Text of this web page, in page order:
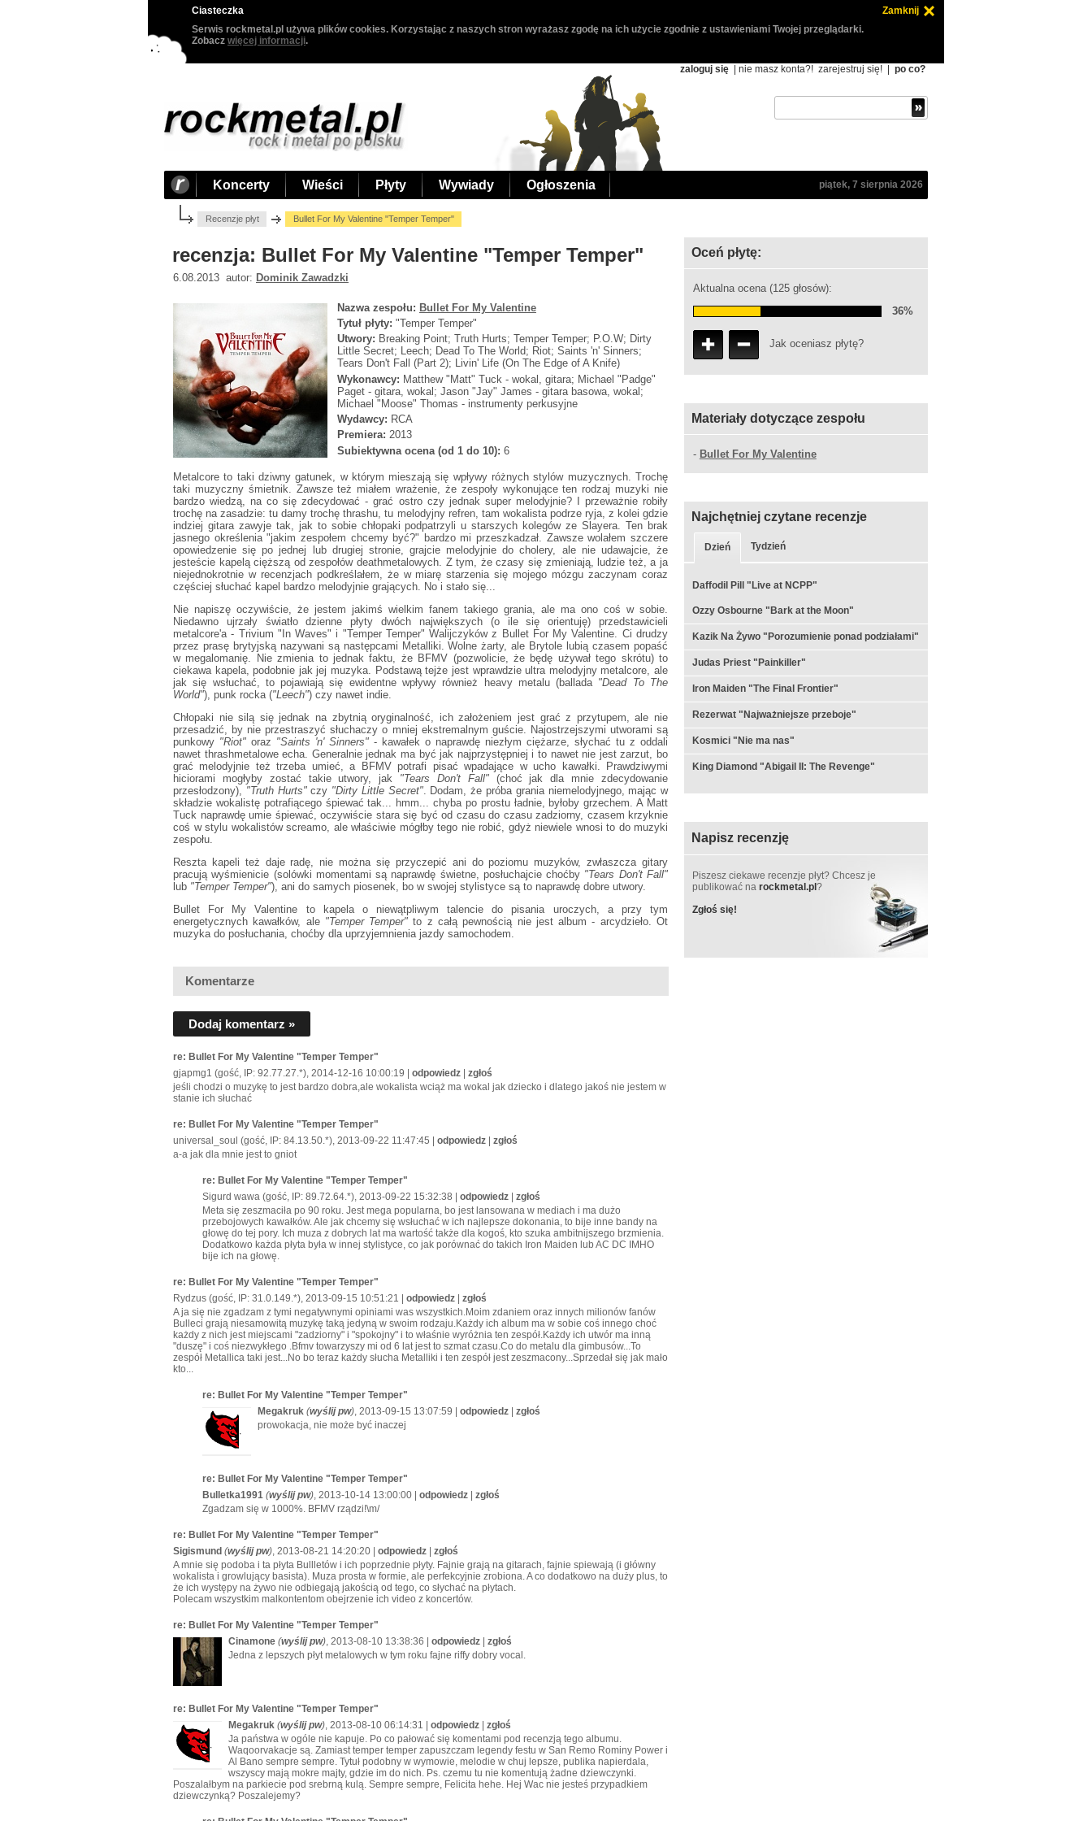
Ciasteczka
Zamknij
Serwis rockmetal.pl używa plików cookies. Korzystając z naszych stron wyrażasz zgodę na ich użycie zgodnie z ustawieniami Twojej przeglądarki.
Zobacz więcej informacji.
zaloguj się | nie masz konta?! zarejestruj się! po co?
Koncerty Wieści Płyty Wywiady Ogłoszenia piątek, 7 sierpnia 2026
Recenzje płyt Bullet For My Valentine "Temper Temper"
recenzja: Bullet For My Valentine "Temper Temper"
6.08.2013 autor: Dominik Zawadzki
Nazwa zespołu: Bullet For My Valentine
Tytuł płyty: "Temper Temper"
Utwory: Breaking Point; Truth Hurts; Temper Temper; P.O.W; Dirty
Little Secret; Leech; Dead To The World; Riot; Saints 'n' Sinners;
Tears Don't Fall (Part 2); Livin' Life (On The Edge of A Knife)
Wykonawcy: Matthew "Matt" Tuck - wokal, gitara; Michael "Padge"
Paget - gitara, wokal; Jason "Jay" James - gitara basowa, wokal;
Michael "Moose" Thomas - instrumenty perkusyjne
Wydawcy: RCA
Premiera: 2013
Subiektywna ocena (od 1 do 10): 6
Metalcore to taki dziwny gatunek, w którym mieszają się wpływy różnych stylów muzycznych. Trochę
taki muzyczny śmietnik. Zawsze też miałem wrażenie, że zespoły wykonujące ten rodzaj muzyki nie
bardzo wiedzą, na co się zdecydować - grać ostro czy jednak super melodyjnie? I przeważnie robiły
trochę na zasadzie: tu damy trochę thrashu, tu melodyjny refren, tam wokalista podrze ryja, z kolei gdzie
indziej gitara zawyje tak, jak to sobie chłopaki podpatrzyli u starszych kolegów ze Slayera. Ten brak
jasnego określenia "jakim zespołem chcemy być?" bardzo mi przeszkadzał. Zawsze wolałem szczere
opowiedzenie się po jednej lub drugiej stronie, grajcie melodyjnie do cholery, ale nie udawajcie, że
jesteście kapelą cięższą od zespołów deathmetalowych. Z tym, że czasy się zmieniają, ludzie też, a ja
niejednokrotnie w recenzjach podkreślałem, że w miarę starzenia się mojego mózgu zaczynam coraz
częściej słuchać kapel bardzo melodyjnie grających. No i stało się...
Nie napiszę oczywiście, że jestem jakimś wielkim fanem takiego grania, ale ma ono coś w sobie.
Niedawno ujrzały światło dzienne płyty dwóch największych (o ile się orientuję) przedstawicieli
metalcore'a - Trivium "In Waves" i "Temper Temper" Walijczyków z Bullet For My Valentine. Ci drudzy
przez prasę brytyjską nazywani są następcami Metalliki. Wolne żarty, ale Brytole lubią czasem popaść
w megalomanię. Nie zmienia to jednak faktu, że BFMV (pozwolicie, że będę używał tego skrótu) to
ciekawa kapela, podobnie jak jej muzyka. Podstawą tejże jest wprawdzie ultra melodyjny metalcore, ale
jak się wsłuchać, to pojawiają się ewidentne wpływy również heavy metalu (ballada "Dead To The
World"), punk rocka ("Leech") czy nawet indie.
Chłopaki nie silą się jednak na zbytnią oryginalność, ich założeniem jest grać z przytupem, ale nie
przesadzić, by nie przestraszyć słuchaczy o mniej ekstremalnym guście. Najostrzejszymi utworami są
punkowy "Riot" oraz "Saints 'n' Sinners" - kawałek o naprawdę niezłym ciężarze, słychać tu z oddali
nawet thrashmetalowe echa. Generalnie jednak ma być jak najprzystępniej i to nawet nie jest zarzut, bo
grać melodyjnie też trzeba umieć, a BFMV potrafi pisać wpadające w ucho kawałki. Prawdziwymi
hiciorami mogłyby zostać takie utwory, jak "Tears Don't Fall"(choć jak dla mnie zdecydowanie
przesłodzony), "Truth Hurts"czy "Dirty Little Secret". Dodam, że próba grania niemelodyjnego, mając w
składzie wokalistę potrafiącego śpiewać tak... hmm... chyba po prostu ładnie, byłoby grzechem. A Matt
Tuck naprawdę umie śpiewać, oczywiście stara się być od czasu do czasu zadziorny, czasem krzyknie
coś w stylu wokalistów screamo, ale właściwie mógłby tego nie robić, gdyż niewiele wnosi to do muzyki
zespołu.
Reszta kapeli też daje radę, nie można się przyczepić ani do poziomu muzyków, zwłaszcza gitary
pracują wyśmienicie (solówki momentami są naprawdę świetne, posłuchajcie choćby "Tears Don't Fall"
lub "Temper Temper"), ani do samych piosenek, bo w swojej stylistyce są to naprawdę dobre utwory.
Bullet For My Valentine to kapela o niewątpliwym talencie do pisania uroczych, a przy tym
energetycznych kawałków, ale "Temper Temper" to z całą pewnością nie jest album - arcydzieło. Ot
muzyka do posłuchania, choćby dla uprzyjemnienia jazdy samochodem.
Komentarze
Dodaj komentarz »
re: Bullet For My Valentine "Temper Temper"
gjapmg1 (gość, IP: 92.77.27.*), 2014-12-16 10:00:19 | odpowiedz | zgłoś
jeśli chodzi o muzykę to jest bardzo dobra,ale wokalista wciąż ma wokal jak dziecko i dlatego jakoś nie jestem w
stanie ich słuchać
re: Bullet For My Valentine "Temper Temper"
universal_soul (gość, IP: 84.13.50.*), 2013-09-22 11:47:45 | odpowiedz | zgłoś
a-a jak dla mnie jest to gniot
re: Bullet For My Valentine "Temper Temper"
Sigurd wawa (gość, IP: 89.72.64.*), 2013-09-22 15:32:38 | odpowiedz | zgłoś
Meta się zeszmaciła po 90 roku. Jest mega popularna, bo jest lansowana w mediach i ma dużo
przebojowych kawałków. Ale jak chcemy się wsłuchać w ich najlepsze dokonania, to bije inne bandy na
głowę do tej pory. Ich muza z dobrych lat ma wartość także dla kogoś, kto szuka ambitnijszego brzmienia.
Dodatkowo każda płyta była w innej stylistyce, co jak porównać do takich Iron Maiden lub AC DC IMHO
bije ich na głowę.
re: Bullet For My Valentine "Temper Temper"
Rydzus (gość, IP: 31.0.149.*), 2013-09-15 10:51:21 | odpowiedz | zgłoś
A ja się nie zgadzam z tymi negatywnymi opiniami was wszystkich.Moim zdaniem oraz innych milionów fanów
Bulleci grają niesamowitą muzykę taką jedyną w swoim rodzaju.Każdy ich album ma w sobie coś innego choć
każdy z nich jest miejscami "zadziorny" i "spokojny" i to właśnie wyróżnia ten zespół.Każdy ich utwór ma inną
"duszę" i coś niezwykłego .Bfmv towarzyszy mi od 6 lat jest to szmat czasu.Co do metalu dla gimbusów...To
zespół Metallica taki jest...No bo teraz każdy słucha Metalliki i ten zespół jest zeszmacony...Sprzedał się jak mało
kto...
re: Bullet For My Valentine "Temper Temper"
Megakruk (wyślij pw), 2013-09-15 13:07:59 | odpowiedz | zgłoś
prowokacja, nie może być inaczej
re: Bullet For My Valentine "Temper Temper"
Bulletka1991 (wyślij pw), 2013-10-14 13:00:00 | odpowiedz | zgłoś
Zgadzam się w 1000%. BFMV rządzi!\m/
re: Bullet For My Valentine "Temper Temper"
Sigismund (wyślij pw), 2013-08-21 14:20:20 | odpowiedz | zgłoś
A mnie się podoba i ta płyta Bullletów i ich poprzednie płyty. Fajnie grają na gitarach, fajnie spiewają (i główny
wokalista i growlujący basista). Muza prosta w formie, ale perfekcyjnie zrobiona. A co dodatkowo na duży plus, to
że ich występy na żywo nie odbiegają jakością od tego, co słychać na płytach.
Polecam wszystkim malkontentom obejrzenie ich video z koncertów.
re: Bullet For My Valentine "Temper Temper"
Cinamone (wyślij pw), 2013-08-10 13:38:36 | odpowiedz | zgłoś
Jedna z lepszych płyt metalowych w tym roku fajne riffy dobry vocal.
re: Bullet For My Valentine "Temper Temper"
Megakruk (wyślij pw), 2013-08-10 06:14:31 | odpowiedz | zgłoś
Ja państwa w ogóle nie kapuje. Po co pałować się komentami pod recenzją tego albumu.
Waqoorvakacje są. Zamiast temper temper zapuszczam legendy festu w San Remo Rominy Power i
Al Bano sempre sempre. Tytuł podobny w wymowie, melodie w chuj lepsze, publika napierdala,
wszyscy mają mokre majty, gdzie im do nich. Ps. czemu tu nie komentują żadne dziewczynki.
Poszalałbym na parkiecie pod srebrną kulą. Sempre sempre, Felicita hehe. Hej Wac nie jesteś przypadkiem
dziewczynką? Poszalejemy?
Oceń płytę:
Aktualna ocena (125 głosów):
36%
Jak oceniasz płytę?
Materiały dotyczące zespołu
- Bullet For My Valentine
Najchętniej czytane recenzje
Dzień Tydzień
Daffodil Pill "Live at NCPP"
Ozzy Osbourne "Bark at the Moon"
Kazik Na Żywo "Porozumienie ponad podziałami"
Judas Priest "Painkiller"
Iron Maiden "The Final Frontier"
Rezerwat "Najważniejsze przeboje"
Kosmici "Nie ma nas"
King Diamond "Abigail II: The Revenge"
Napisz recenzję
Piszesz ciekawe recenzje płyt? Chcesz je
publikować na rockmetal.pl ?
Zgłoś się!